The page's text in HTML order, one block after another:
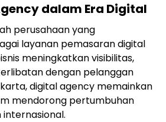
dalam Era Digital
perusahaan yang
layanan pemasaran digital
meningkatkan visibilitas,
dengan pelanggan
digital agency memainkan
mendorong pertumbuhan
internasional.